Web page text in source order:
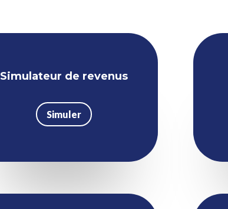
Simulateur de revenus
Simuler